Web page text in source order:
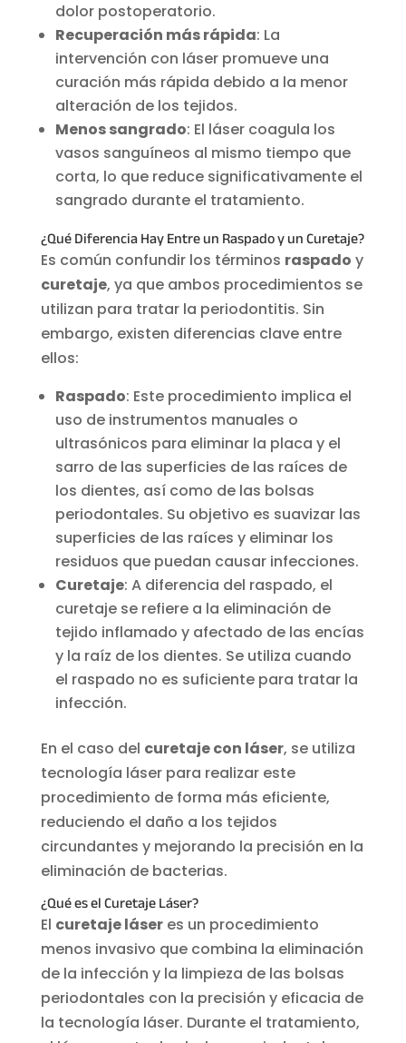
dolor postoperatorio.
Recuperación más rápida: La
intervención con láser promueve una
curación más rápida debido a la menor
alteración de los tejidos.
Menos sangrado: El láser coagula los
vasos sanguíneos al mismo tiempo que
corta, lo que reduce significativamente el
sangrado durante el tratamiento.
¿Qué Diferencia Hay Entre un Raspado y un Curetaje?
Es común confundir los términos raspado y
curetaje, ya que ambos procedimientos se
utilizan para tratar la periodontitis. Sin
embargo, existen diferencias clave entre
ellos:
Raspado: Este procedimiento implica el
uso de instrumentos manuales o
ultrasónicos para eliminar la placa y el
sarro de las superficies de las raíces de
los dientes, así como de las bolsas
periodontales. Su objetivo es suavizar las
superficies de las raíces y eliminar los
residuos que puedan causar infecciones.
Curetaje: A diferencia del raspado, el
curetaje se refiere a la eliminación de
tejido inflamado y afectado de las encías
y la raíz de los dientes. Se utiliza cuando
el raspado no es suficiente para tratar la
infección.
En el caso del curetaje con láser, se utiliza
tecnología láser para realizar este
procedimiento de forma más eficiente,
reduciendo el daño a los tejidos
circundantes y mejorando la precisión en la
eliminación de bacterias.
¿Qué es el Curetaje Láser?
El curetaje láseres un procedimiento
menos invasivo que combina la eliminación
de la infección y la limpieza de las bolsas
periodontales con la precisión y eficacia de
la tecnología láser. Durante el tratamiento,